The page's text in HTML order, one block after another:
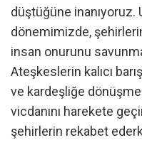
düştüğüne inanıyoruz.
dönemimizde,
insan onurunu
Ateşkeslerin kalıcı
ve kardeşliğe
vicdanını harekete
şehirlerin rekabet